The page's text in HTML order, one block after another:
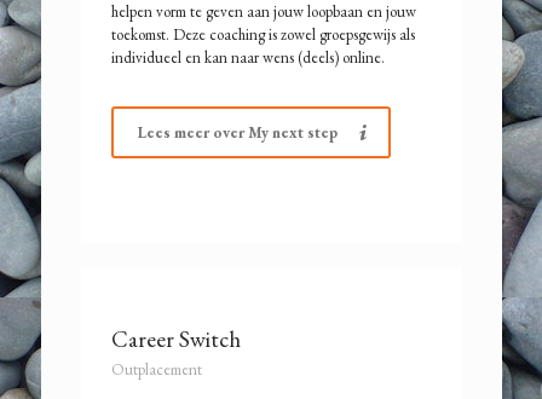
helpen vorm te geven aan jouw loopbaan en jouw
toekomst. Deze coaching is zowel groepsgewijs als
individueel en kan naar wens (deels) online.
Lees meer over My next step
Career Switch
Outplacement